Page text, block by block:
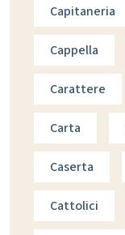
Capitaneria
Cappella
Carattere
Carta
Caserta
Cattolici